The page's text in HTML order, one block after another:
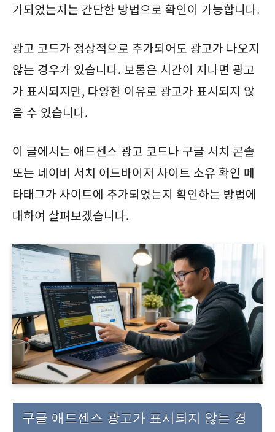
가되었는지는 간단한 방법으로 확인이 가능합니다.
광고 코드가 정상적으로 추가되어도 광고가 나오지
않는 경우가 있습니다. 보통은 시간이 지나면 광고
가 표시되지만, 다양한 이유로 광고가 표시되지 않
을 수 있습니다.
이 글에서는 애드센스 광고 코드나 구글 서치 콘솔
또는 네이버 서치 어드바이저 사이트 소유 확인 메
타태그가 사이트에 추가되었는지 확인하는 방법에
대하여 살펴보겠습니다.
구글 애드센스 광고가 표시되지 않는 경